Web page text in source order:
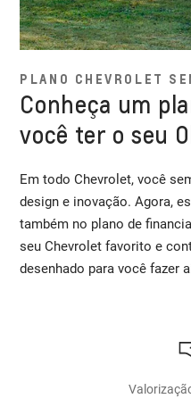
PLANO CHEVROLET
Conheça um
você ter o seu
Em todo Chevrolet, você
design e inovação. Agora,
também no plano de
seu Chevrolet favorito e
desenhado para você fazer